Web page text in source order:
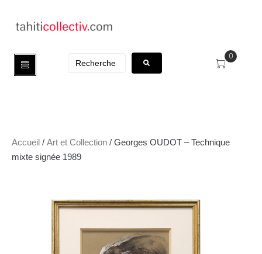
0
Accueil / Art et Collection / Georges OUDOT – Technique
mixte signée 1989